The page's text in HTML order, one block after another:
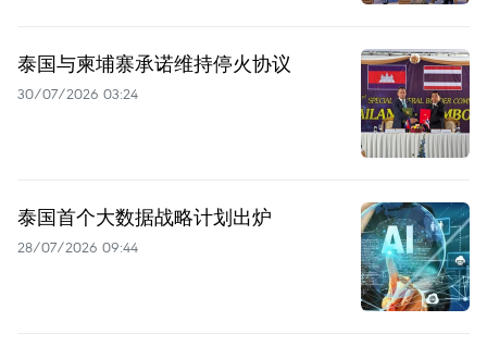
泰国与柬埔寨承诺维持停火协议
30/07/2026 03:24
泰国首个大数据战略计划出炉
28/07/2026 09:44